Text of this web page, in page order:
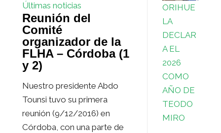
Últimas noticias
Reunión del
Comité
organizador de la
FLHA – Córdoba (1
y 2)
Nuestro presidente Abdo
Tounsi tuvo su primera
reunión (9/12/2016) en
Córdoba, con una parte de
ORIHUE
LA
DECLAR
A EL
2026
COMO
AÑO DE
TEODO
MIRO